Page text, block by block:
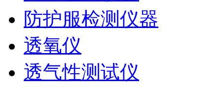
防护服检测仪器
透氧仪
透气性测试仪